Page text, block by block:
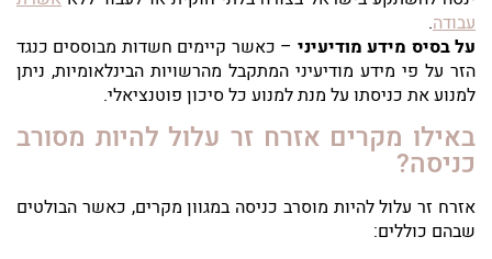
עבודה.
על בסיס מידע מודיעיני – כאשר קיימים חשדות מבוססים כנגד
הזר על פי מידע מודיעיני המתקבל מהרשויות הבינלאומיות, ניתן
למנוע את כניסתו על מנת למנוע כל סיכון פוטנציאלי.
באילו מקרים אזרח זר עלול להיות מסורב
כניסה?
אזרח זר עלול להיות מוסרב כניסה במגוון מקרים, כאשר הבולטים
שבהם כוללים: